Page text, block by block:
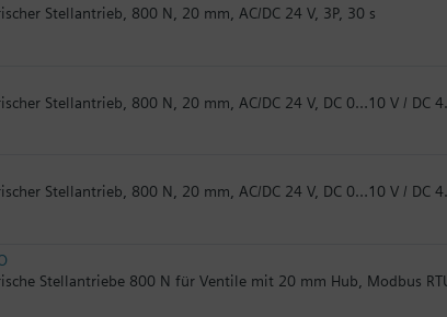
Stellantrieb, 800 N, 20 mm, AC/DC 24 V, 3P, 30 s
Stellantrieb, 800 N, 20 mm, AC/DC 24 V, DC 0…10 V / DC
Stellantrieb, 800 N, 20 mm, AC/DC 24 V, DC 0…10 V / DC
Stellantriebe 800 N für Ventile mit 20 mm Hub, Modbus